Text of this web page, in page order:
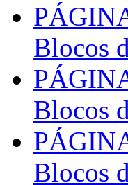
Blocos
Blocos
Blocos